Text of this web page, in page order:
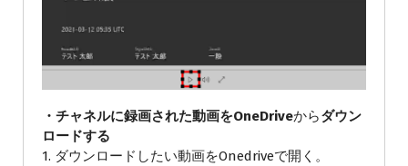
・ チャネルに録画された動画をOneDriveからダウン
ロードする
1. ダウンロードしたい動画をOnedriveで開く。